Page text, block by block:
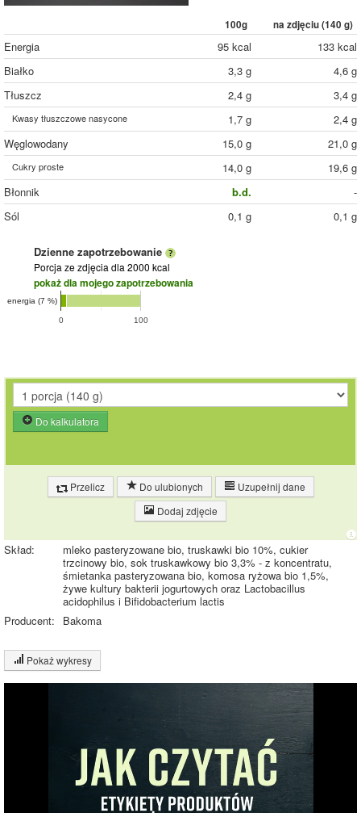
100g na zdjęciu (140 g)
Energia 95 kcal
133 kcal
Białko
3,3 g
4,6 g
Tłuszcz
2,4 g 3,4 g
Kwasy tłuszczowe nasycone 1,7 g
2,4 g
Węglowodany
15,0 g 21,0 g
Cukry proste 14,0 g
19,6 g
Błonnik
b.d.
-
Sól
0,1 g 0,1 g
Dzienne zapotrzebowanie
Porcja ze zdjęcia dla 2000 kcal
pokaż dla mojego zapotrzebowania
0 100
energia (7 %)
Do kalkulatora
Przelicz Do ulubionych
Uzupełnij dane
Dodaj zdjęcie
Skład:
mleko pasteryzowane bio, truskawki bio 10%, cukier
trzcinowy bio, sok truskawkowy bio 3,3% - z koncentratu,
śmietanka pasteryzowana bio, komosa ryżowa bio 1,5%,
żywe kultury bakterii jogurtowych oraz Lactobacillus
acidophilus i Bifidobacterium lactis
Producent:
Bakoma
Pokaż wykresy
Wykres składu produktu
Pozostałe (79%)